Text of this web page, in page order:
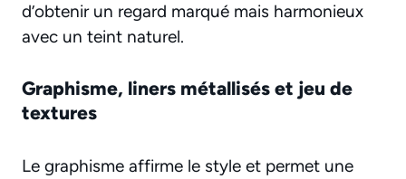
d’obtenir un regard marqué mais harmonieux
avec un teint naturel.
Graphisme, liners métallisés et jeu de
textures
Le graphisme affirme le style et permet une